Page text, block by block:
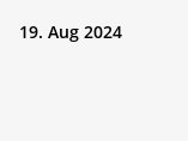
19. Aug 2024